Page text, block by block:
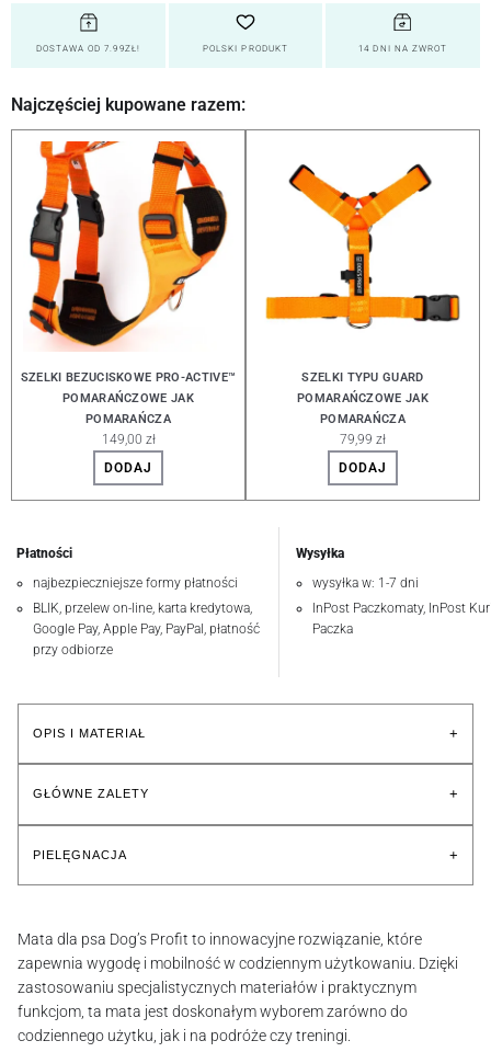
DOSTAWA OD 7.99ZŁ! POLSKI PRODUKT 14 DNI NA ZWROT
Najczęściej kupowane razem:
SZELKI BEZUCISKOWE PRO-ACTIVE™
POMARAŃCZOWE JAK
POMARAŃCZA
149,00 zł
DODAJ
SZELKI TYPU GUARD
POMARAŃCZOWE JAK
POMARAŃCZA
79,99 zł
DODAJ
Płatności
najbezpieczniejsze formy płatności
BLIK, przelew on-line, karta kredytowa,
Google Pay, Apple Pay, PayPal, płatność
przy odbiorze
Wysyłka
wysyłka w: 1-7 dni
InPost Paczkomaty, InPost
Paczka
OPIS I MATERIAŁ +
GŁÓWNE ZALETY +
PIELĘGNACJA +
Mata dla psa Dog’s Profit to innowacyjne rozwiązanie, które
zapewnia wygodę i mobilność w codziennym użytkowaniu. Dzięki
zastosowaniu specjalistycznych materiałów i praktycznym
funkcjom, ta mata jest doskonałym wyborem zarówno do
codziennego użytku, jak i na podróże czy treningi.